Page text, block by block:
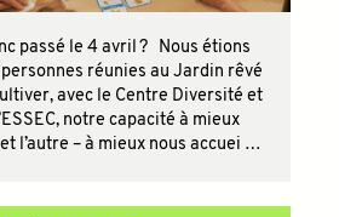
passé le 4 avril ? Nous étions
réunies au Jardin rêvé
avec le Centre Diversité et
notre capacité à mieux
l’autre – à mieux nous accuei …